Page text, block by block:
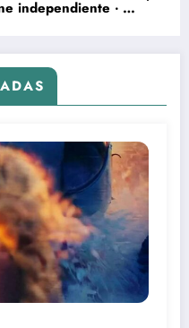
independiente ‧ 1h